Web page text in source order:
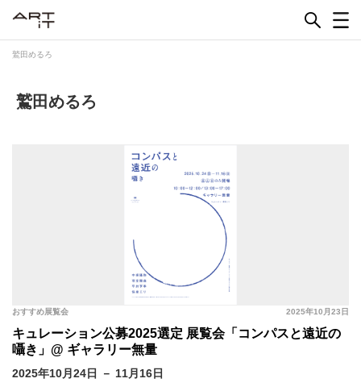
content
鷲田めるろ
鷲田めるろ
2025年10月23日
おすすめ展覧会
キュレーション公募2025選定 展覧会「コンパスと遠近の
囁き」@ ギャラリー無量
2025年10月24日 － 11月16日